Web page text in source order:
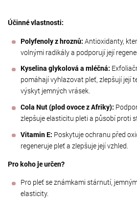
Účinné vlastnosti:
Polyfenoly z hroznů: Antioxidanty,
volnými radikály a podporují její
Kyselina glykolová a mléčná:
pomáhají vyhlazovat pleť, zlepšují její
výskyt jemných vrásek.
Cola Nut (plod ovoce z Afriky):
zlepšuje elasticitu pleti a působí proti
Vitamin E: Poskytuje ochranu před
regeneruje pleť a zlepšuje její vzhled.
Pro koho je určen?
Pro pleť se známkami stárnutí,
elasticity.